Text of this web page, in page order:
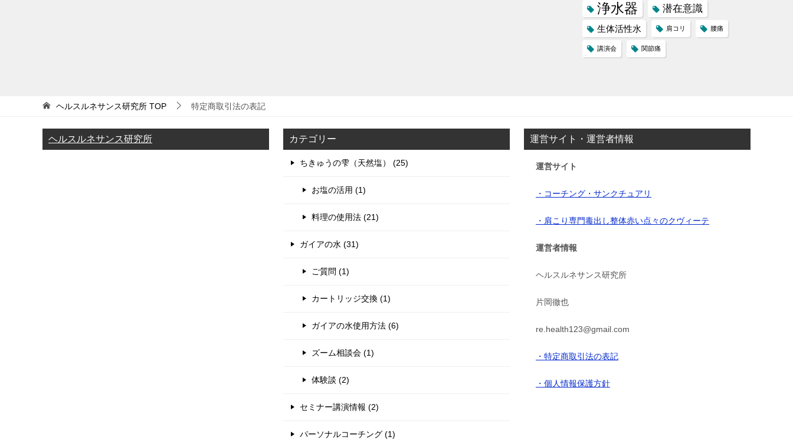
浄水器 潜在意識
生体活性水 肩コリ 腰痛
講演会 関節痛
ヘルスルネサンス研究所 TOP 特定商取引法の表記
ヘルスルネサンス研究所 カテゴリー
ちきゅうの雫（天然塩） (25)
お塩の活用 (1)
料理の使用法 (21)
ガイアの水 (31)
ご質問 (1)
カートリッジ交換 (1)
ガイアの水使用方法 (6)
ズーム相談会 (1)
体験談 (2)
セミナー講演情報 (2)
パーソナルコーチング (1)
運営サイト・運営者情報
運営サイト
・コーチング・サンクチュアリ
・肩こり専門毒出し整体赤い点々のクヴィーテ
運営者情報
ヘルスルネサンス研究所
片岡徹也
re.health123@gmail.com
・特定商取引法の表記
・個人情報保護方針